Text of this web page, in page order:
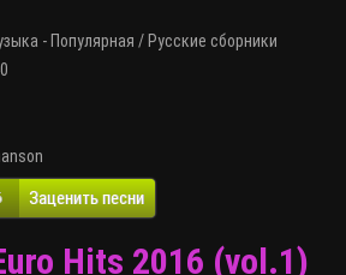
- Популярная / Русские сборники
Заценить песни
Hits 2016 (vol.1)